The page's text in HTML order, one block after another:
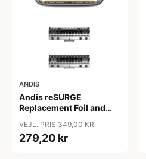
ANDIS
Andis reSURGE
Replacement Foil and
VEJL. PRIS 349,00 KR
279,20 kr